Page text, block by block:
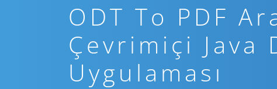
ODT To PDF
Çevrimiçi Java
Uygulaması